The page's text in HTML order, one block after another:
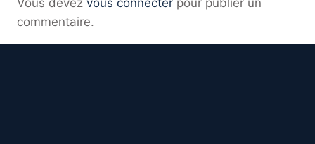
commentaire.